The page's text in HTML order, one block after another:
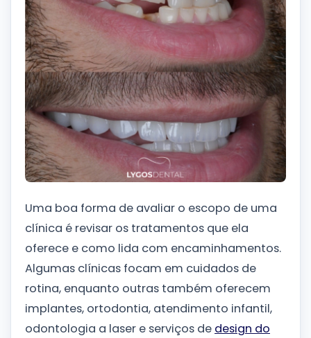
Uma boa forma de avaliar o escopo de uma
clínica é revisar os tratamentos que ela
oferece e como lida com encaminhamentos.
Algumas clínicas focam em cuidados de
rotina, enquanto outras também oferecem
implantes, ortodontia, atendimento infantil,
odontologia a laser e serviços de design do